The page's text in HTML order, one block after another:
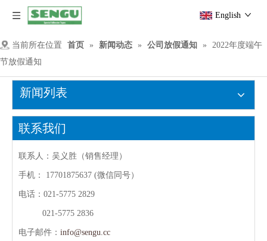
English
当前所在位置 首页 » 新闻动态 » 公司放假通知 »
2022年度端午
节放假通知
新闻列表
联系我们
联系人：吴义胜（销售经理）
手机： 17701875637 (微信同号）
电话：021-5775 2829
021-5775 2836
电子邮件： info@sengu.cc